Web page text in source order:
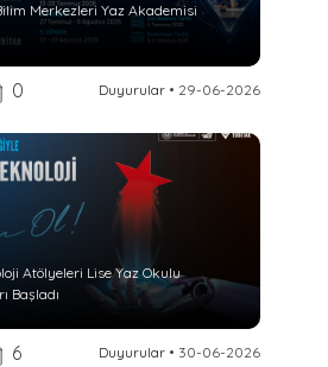
Merkezleri Yaz Akademisi
0 Duyurular• 29-06-2026
Atölyeleri Lise Yaz Okulu
Başladı
6 Duyurular• 30-06-2026